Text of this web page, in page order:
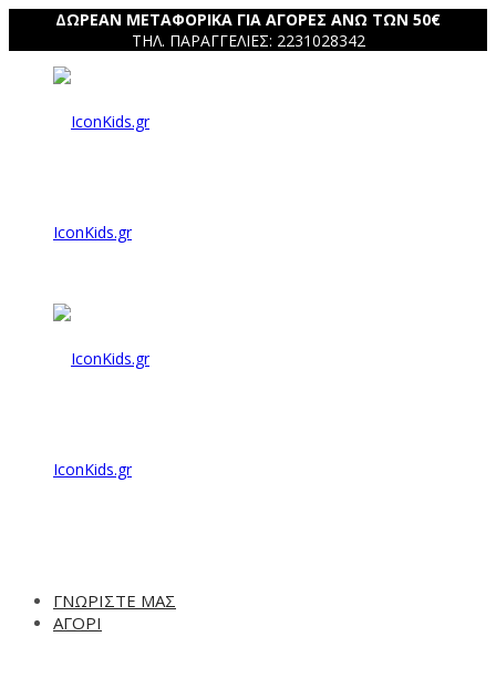
ΔΩΡΕΑΝ ΜΕΤΑΦΟΡΙΚΑ ΓΙΑ ΑΓΟΡΕΣ ΑΝΩ ΤΩΝ 50€
ΤΗΛ. ΠΑΡΑΓΓΕΛΙΕΣ: 2231028342
IconKids.gr
IconKids.gr
ΓΝΩΡΙΣΤΕ ΜΑΣ
ΑΓΟΡΙ